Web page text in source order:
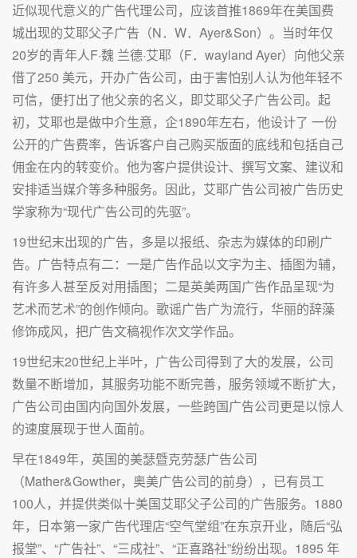
近似现代意义的广告代理公司，应该首推1869年在美国费
城出现的艾耶父子广告（N．W．Ayer&Son）。当时年仅
20岁的青年人F·魏 兰德·艾耶（F．wayland Ayer）向他父亲
借了250 美元，开办广告公司，由于害怕别人认为他年轻不
可信，便打出了他父亲的名义，即艾耶父子广告公司。起
初，艾耶也是做中介生意，企1890年左右，他设计了 一份
公开的广告费率，告诉客户自己购买版面的底线和包括自己
佣金在内的转变价。他为客户提供设计、撰写文案、建议和
安排适当媒介等多种服务。因此，艾耶广告公司被广告历史
学家称为“现代广告公司的先驱”。
19世纪末出现的广告，多是以报纸、杂志为媒体的印刷广
告。广告特点有二：一是广告作品以文字为主、插图为辅，
有许多人甚至反对用插图；二是英美两国广告作品呈现“为
艺术而艺术”的创作倾向。歌谣广告广为流行，华丽的辞藻
修饰成风，把广告文稿视作次文学作品。
19世纪末20世纪上半叶，广告公司得到了大的发展，公司
数量不断增加，其服务功能不断完善，服务领域不断扩大，
广告公司由国内向国外发展，一些跨国广告公司更是以惊人
的速度展现于世人面前。
早在1849年，英国的美瑟暨克劳瑟广告公司
（Mather&Gowther，奥美广告公司的前身），已有员工
100人，并提供类似十美国艾耶父子公司的广告服务。1880
年，日本第一家广告代理店“空气堂组”在东京开业，随后“弘
报堂”、“广告社”、“三成社”、“正喜路社”纷纷出现。1895 年